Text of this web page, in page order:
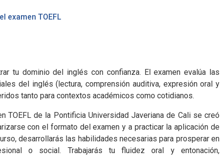
examen TOEFL
tu dominio del inglés con confianza. El examen evalúa las
del inglés (lectura, comprensión auditiva, expresión oral y
tanto para contextos académicos como cotidianos.
TOEFL de la Pontificia Universidad Javeriana de Cali se creó
con el formato del examen y a practicar la aplicación de
desarrollarás las habilidades necesarias para prosperar en
o social. Trabajarás tu fluidez oral y entonación,